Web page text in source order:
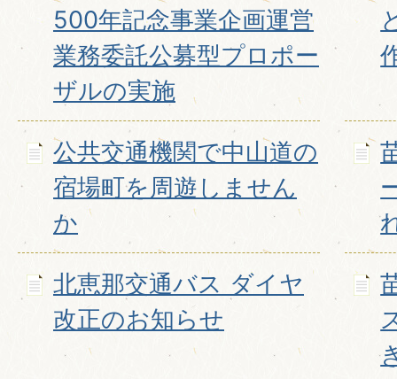
500年記念事業企画運営
業務委託公募型プロポー
ザルの実施
公共交通機関で中山道の
宿場町を周遊しません
か
北恵那交通バス ダイヤ
改正のお知らせ